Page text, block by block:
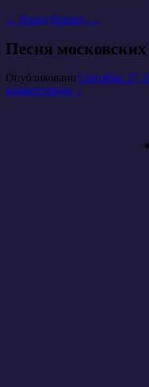
← Назад Вперед →
Песня московских
Опубликовано Сентябрь 27,
комментариев ↓